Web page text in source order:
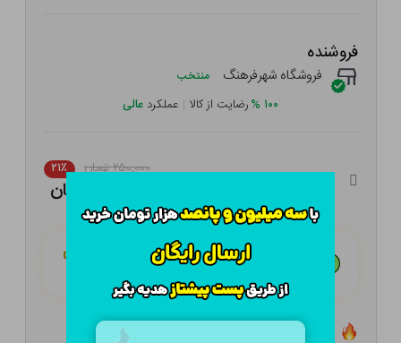
فروشنده
فروشگاه شهرفرهنگ منتخب
۱۰۰ %رضایت از کالا | عملکرد عالی
۲۵۰,۰۰۰ تومان ۲۱٪
هـر قسط با تــرب‌پــی:
تعداد ۴ عدد در انبار موجود است